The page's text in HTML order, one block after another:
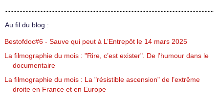
Au fil du blog :
Bestofdoc#6 - Sauve qui peut à L’Entrepôt le 14 mars 2025
La filmographie du mois : "Rire, c’est exister". De l’humour dans le
documentaire
La filmographie du mois : La "résistible ascension" de l’extrême
droite en France et en Europe